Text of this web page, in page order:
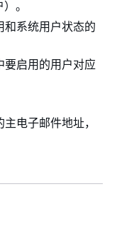
）。
和系统用户状态的
要启用的用户对应
电子邮件地址，